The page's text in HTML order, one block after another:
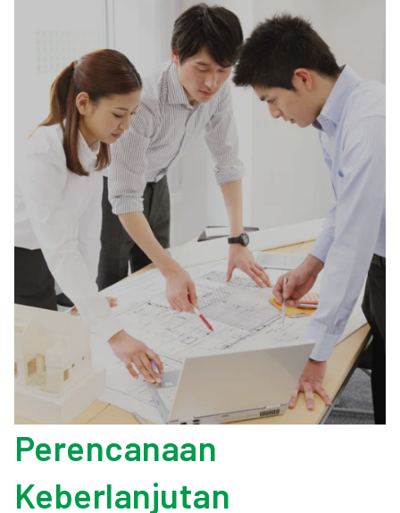
Perencanaan
Keberlanjutan